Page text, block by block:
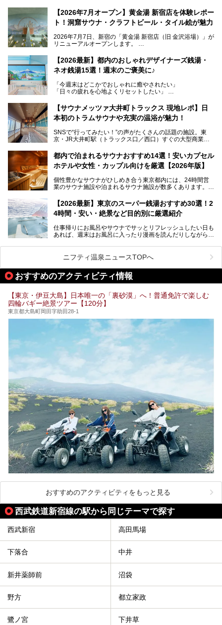
【2026年7月オープン】黄金湯 新宿店を体験レポー
ト！洞窟サウナ・クラフトビール・タイル絵が魅力
2026年7月7日、新宿の「黄金湯 新宿店（旧 金沢浴場）」が
リニューアルオープンします。
レトロでノスタルジックなタイル絵はそのまま、昔からここ
を知る地元の人にも、新しく足を運んでくれる人にも愛され
る、今の時代の"銭湯"として生まれ変わりました。洞窟のよ
ビアバーなど、新しく登場したスポットも併せて紹介しま
す。充実した設備があるのに、基本の入浴料が銭湯価格の5
【2026最新】都内のおしゃれデザイナーズ銭湯・
ネオ銭湯15選！週末のご褒美に♪
「今週末はどこかでおしゃれに癒やされたい」
「日々の疲れを心地よくリセットしたい」
となっている新しいスタイルの銭湯です。
最近、SNSやメディアで「デザイナーズ銭湯」や「ネオ銭
本記事では、そもそもこれらがどんな銭湯なのか、その気に
いおしゃれな名店15選を、おすすめの順番で一挙にご紹介
します。
【サウナメッツァ大井町トラックス 現地レポ】日
本初のトラムサウナや充実の温浴が魅力！
SNSで“行ってみたい！”の声がたくさんの話題の施設。東
京・JR大井町駅（トラックス口／西口）すぐの大型商業施
ツァ大井町トラックス」がニューオープン。施設の様子をレ
ポ―トします。
都内で泊まれるサウナおすすめ14選！安いカプセル
ホテルや女性・カップル向けを厳選【2026年版】
個性豊かなサウナがひしめき合う東京都内には、24時間営
業のサウナ施設や泊まれるサウナ施設が数多くあります。
を旅の目的とする「サ旅」や自分へのご褒美のための宿泊な
ど、自分の好きなタイミングで好きなだけサ活ができるのが
魅力です。
最近では、男性専用施設だけでなく、カップルや女性に嬉し
い個室サウナも増えてきました。
ら、特におすすめしたい施設14選をご紹介します。
してみてください。
【2026最新】東京のスーパー銭湯おすすめ30選！2
4時間・安い・絶景など目的別に厳選紹介
仕事帰りにお風呂やサウナでサッとリフレッシュしたい日も
あれば、週末はお風呂に入ったり漫画を読んだりしながら一
また、終電を逃してしまい、「このまま朝までゆっくりでき
る場所があれば」と探した経験がある人も多いのではないで
しょうか。
そこで本記事では、東京でおすすめのスーパー銭湯を、目的
24時間営業で宿泊できる施設や、1,000円以下で楽しめる安
い施設、デートや休日レジャーにもぴったりなエンタメ要素
が充実した施設など、利用のシーンに合わせて参考にしてく
ださい。
ニフティ温泉ニュースTOPへ
おすすめのアクティビティ情報
【東京・伊豆大島】日本唯一の「裏砂漠」へ！普通免許で楽しむ
四輪バギー絶景ツアー【120分】
東京都大島町岡田字助田28-1
おすすめのアクティビティをもっと見る
西武鉄道新宿線の駅から同じテーマで探す
西武新宿 高田馬場
下落合 中井
新井薬師前 沼袋
野方 都立家政
鷺ノ宮 下井草